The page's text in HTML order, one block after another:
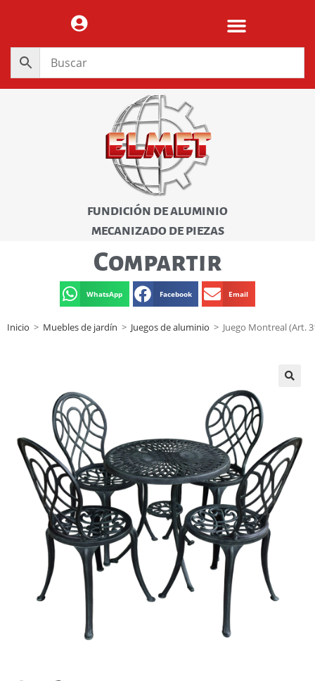
FUNDICIÓN DE ALUMINIO
MECANIZADO DE PIEZAS
Compartir
WhatsApp Facebook Email
Inicio > Muebles de jardín > Juegos de aluminio > Juego Montreal (Art.